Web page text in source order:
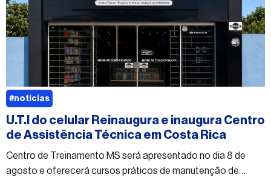
U.T.I do celular Reinaugura e inaugura Centro
de Assistência Técnica em Costa Rica
Centro de Treinamento MS será apresentado no dia 8 de
agosto e oferecerá cursos práticos de manutenção de
#noticias